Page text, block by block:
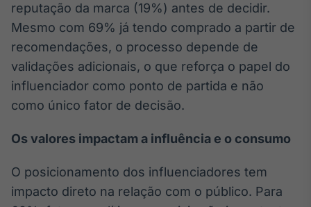
reputação da marca (19%) antes de decidir.
Mesmo com 69% já tendo comprado a partir de
recomendações, o processo depende de
validações adicionais, o que reforça o papel do
influenciador como ponto de partida e não
como único fator de decisão.
Os valores impactam a influência e o consumo
O posicionamento dos influenciadores tem
impacto direto na relação com o público. Para